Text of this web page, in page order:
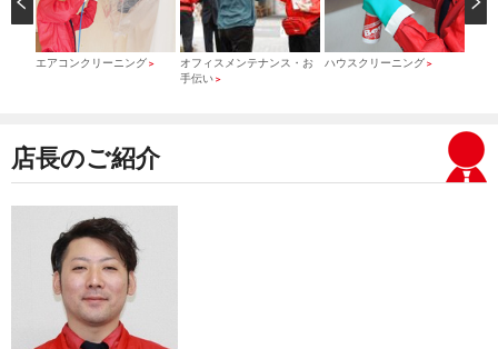
エアコンクリーニング ＞
オフィスメンテナンス・お
手伝い ＞
ハウスクリーニング ＞
店長のご紹介